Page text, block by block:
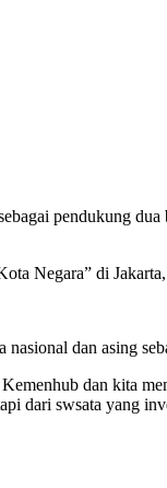
pendukung dua
Negara” di
dan asing
dan kita
dari swsata yang